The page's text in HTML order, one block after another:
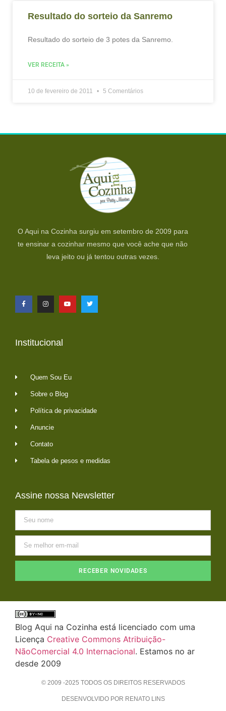
Resultado do sorteio da Sanremo
Resultado do sorteio de 3 potes da Sanremo.
VER RECEITA »
10 de fevereiro de 2011 5 Comentários
O Aqui na Cozinha surgiu em setembro de 2009 para
te ensinar a cozinhar mesmo que você ache que não
leva jeito ou já tentou outras vezes.
Institucional
Quem Sou Eu
Sobre o Blog
Política de privacidade
Anuncie
Contato
Tabela de pesos e medidas
Assine nossa Newsletter
RECEBER NOVIDADES
Blog Aqui na Cozinha está licenciado com uma
Licença Creative Commons Atribuição-
NãoComercial 4.0 Internacional. Estamos no ar
desde 2009
© 2009 -2025 TODOS OS DIREITOS RESERVADOS
DESENVOLVIDO POR RENATO LINS